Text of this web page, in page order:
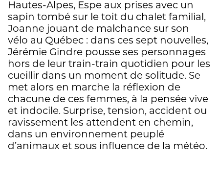
Hautes-Alpes, Espe aux prises avec un
sapin tombé sur le toit du chalet familial,
Joanne jouant de malchance sur son
vélo au Québec : dans ces sept nouvelles,
Jérémie Gindre pousse ses personnages
hors de leur train-train quotidien pour les
cueillir dans un moment de solitude. Se
met alors en marche la réflexion de
chacune de ces femmes, à la pensée vive
et indocile. Surprise, tension, accident ou
ravissement les attendent en chemin,
dans un environnement peuplé
d’animaux et sous influence de la météo.